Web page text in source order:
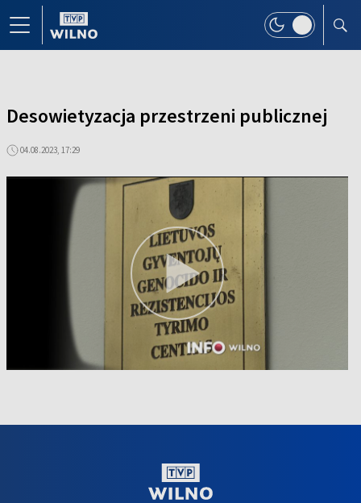
Desowietyzacja przestrzeni publicznej
04.08.2023, 17:29